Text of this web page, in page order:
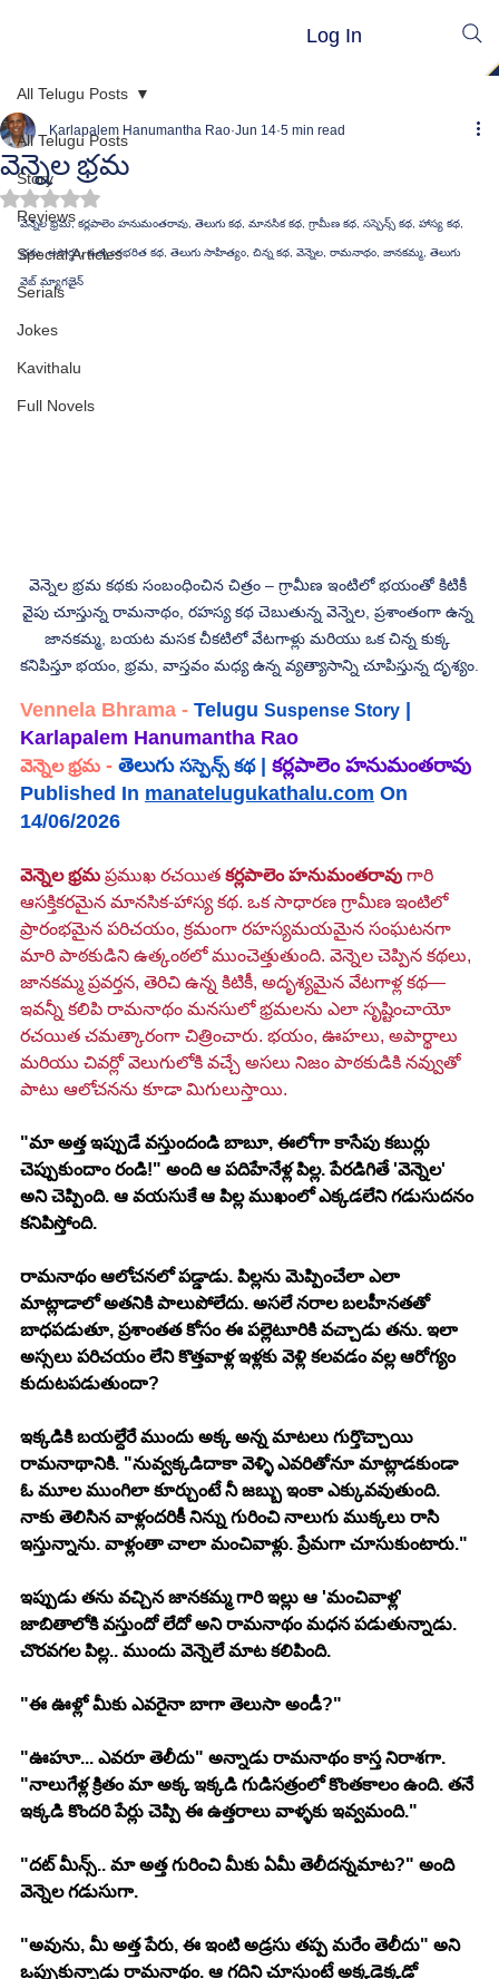
Log In
All Telugu Posts
Story
Reviews
Special Articles
Serials
Jokes
Kavithalu
Full Novels
All Telugu Posts
వెన్నెల భ్రమ
Karlapalem Hanumantha Rao Jun 14 5 min read
Rated NaN out of 5 stars.
వెన్నెల భ్రమ, కర్లపాలెం హనుమంతరావు, తెలుగు కథ, మానసిక కథ, గ్రామీణ కథ, సస్పెన్స్ కథ, హాస్య కథ,
భ్రమ, అపార్థం, ఉత్కంఠభరిత కథ, తెలుగు సాహిత్యం, చిన్న కథ, వెన్నెల, రామనాథం, జానకమ్మ, తెలుగు
వెబ్ మ్యాగజైన్
వెన్నెల భ్రమ కథకు సంబంధించిన చిత్రం – గ్రామీణ ఇంటిలో భయంతో కిటికీ
వైపు చూస్తున్న రామనాథం, రహస్య కథ చెబుతున్న వెన్నెల, ప్రశాంతంగా ఉన్న
జానకమ్మ, బయట మసక చీకటిలో వేటగాళ్లు మరియు ఒక చిన్న కుక్క
కనిపిస్తూ భయం, భ్రమ, వాస్తవం మధ్య ఉన్న వ్యత్యాసాన్ని చూపిస్తున్న దృశ్యం.
Vennela Bhrama - Telugu Suspense Story |
Karlapalem Hanumantha Rao
వెన్నెల భ్రమ - తెలుగు సస్పెన్స్ కథ | కర్లపాలెం హనుమంతరావు
Published In manatelugukathalu.com On
14/06/2026
వెన్నెల భ్రమ ప్రముఖ రచయిత కర్లపాలెం హనుమంతరావు గారి
ఆసక్తికరమైన మానసిక-హాస్య కథ. ఒక సాధారణ గ్రామీణ ఇంటిలో
ప్రారంభమైన పరిచయం, క్రమంగా రహస్యమయమైన సంఘటనగా
మారి పాఠకుడిని ఉత్కంఠలో ముంచెత్తుతుంది. వెన్నెల చెప్పిన కథలు,
జానకమ్మ ప్రవర్తన, తెరిచి ఉన్న కిటికీ, అదృశ్యమైన వేటగాళ్ల కథ—
ఇవన్నీ కలిపి రామనాథం మనసులో భ్రమలను ఎలా సృష్టించాయో
రచయిత చమత్కారంగా చిత్రించారు. భయం, ఊహలు, అపార్థాలు
మరియు చివర్లో వెలుగులోకి వచ్చే అసలు నిజం పాఠకుడికి నవ్వుతో
పాటు ఆలోచనను కూడా మిగులుస్తాయి.
"మా అత్త ఇప్పుడే వస్తుందండి బాబూ, ఈలోగా కాసేపు కబుర్లు
చెప్పుకుందాం రండి!" అంది ఆ పదిహేనేళ్ల పిల్ల. పేరడిగితే 'వెన్నెల'
అని చెప్పింది. ఆ వయసుకే ఆ పిల్ల ముఖంలో ఎక్కడలేని గడుసుదనం
కనిపిస్తోంది.
రామనాథం ఆలోచనలో పడ్డాడు. పిల్లను మెప్పించేలా ఎలా
మాట్లాడాలో అతనికి పాలుపోలేదు. అసలే నరాల బలహీనతతో
బాధపడుతూ, ప్రశాంతత కోసం ఈ పల్లెటూరికి వచ్చాడు తను. ఇలా
అస్సలు పరిచయం లేని కొత్తవాళ్ల ఇళ్లకు వెళ్లి కలవడం వల్ల ఆరోగ్యం
కుదుటపడుతుందా?
ఇక్కడికి బయల్దేరే ముందు అక్క అన్న మాటలు గుర్తొచ్చాయి
రామనాథానికి. "నువ్వక్కడిదాకా వెళ్ళి ఎవరితోనూ మాట్లాడకుండా
ఓ మూల ముంగిలా కూర్చుంటే నీ జబ్బు ఇంకా ఎక్కువవుతుంది.
నాకు తెలిసిన వాళ్లందరికీ నిన్ను గురించి నాలుగు ముక్కలు రాసి
ఇస్తున్నాను. వాళ్లంతా చాలా మంచివాళ్లు. ప్రేమగా చూసుకుంటారు."
ఇప్పుడు తను వచ్చిన జానకమ్మ గారి ఇల్లు ఆ 'మంచివాళ్ల'
జాబితాలోకి వస్తుందో లేదో అని రామనాథం మధన పడుతున్నాడు.
చొరవగల పిల్ల.. ముందు వెన్నెలే మాట కలిపింది.
"ఈ ఊళ్లో మీకు ఎవరైనా బాగా తెలుసా అండీ?"
"ఊహూ... ఎవరూ తెలీదు" అన్నాడు రామనాథం కాస్త నిరాశగా.
"నాలుగేళ్ల క్రితం మా అక్క ఇక్కడి గుడిసత్రంలో కొంతకాలం ఉంది. తనే
ఇక్కడి కొందరి పేర్లు చెప్పి ఈ ఉత్తరాలు వాళ్ళకు ఇవ్వమంది."
"దట్ మీన్స్.. మా అత్త గురించి మీకు ఏమీ తెలీదన్నమాట?" అంది
వెన్నెల గడుసుగా.
"అవును, మీ అత్త పేరు, ఈ ఇంటి అడ్రసు తప్ప మరేం తెలీదు" అని
ఒప్పుకున్నాడు రామనాథం. ఆ గదిని చూస్తుంటే అక్కడెక్కడో